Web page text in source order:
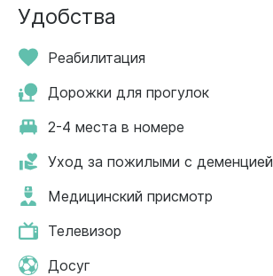
Удобства
Реабилитация
Дорожки для прогулок
2-4 места в номере
Уход за пожилыми с деменцией
Медицинский присмотр
Телевизор
Досуг